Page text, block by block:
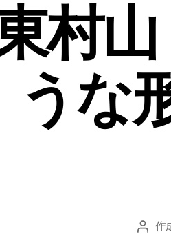
村
うな
投 作